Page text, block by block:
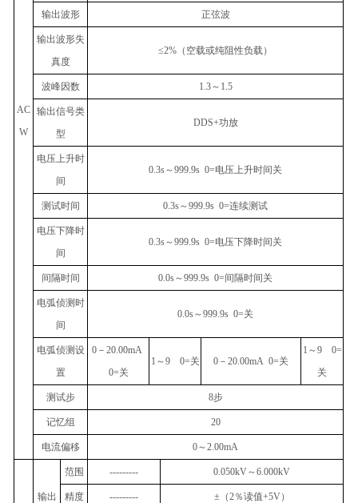
AC
W
输出波形 正弦波
输出波形失
真度
≤2% （空载或纯阻性负载）
波峰因数 1.3～ 1.5
输出信号类
型
DDS+功放
电压上升时
间
0.3s～999.9s 0=电压上升时间关
测试时间 0.3s～999.9s 0=连续测试
电压下降时
间
0.3s～999.9s 0=电压下降时间关
间隔时间 0.0s～999.9s 0=间隔时间关
电弧侦测时
间
0.0s～999.9s 0=关
电弧侦测设
置
0 －20.00mA
0=关
1 ～9 0=关 0 －20.00mA 0=关
1 ～9 0=
关
测试步 8步
记忆组 20
电流偏移 0～2.00mA
输出
范围 --------- 0.050kV～6.000kV
精度 --------- ± （2％读值+5V）